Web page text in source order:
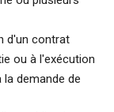
d'un contrat
ou à l'exécution
demande de